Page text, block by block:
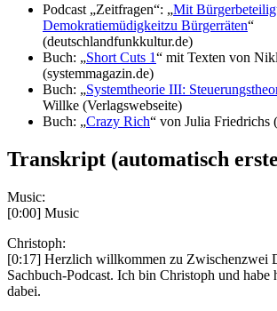
Podcast „Zeitfragen“: „Mit
Demokratiemüdigkeitzu Bürgerräten“
(deutschlandfunkkultur.de)
Buch: „Short Cuts 1“ mit Texten von
(systemmagazin.de)
Buch: „Systemtheorie III:
Willke (Verlagswebseite)
Buch: „Crazy Rich“ von Julia Friedrichs
Transkript (automatisch
Music:
[0:00] Music
Christoph:
[0:17] Herzlich willkommen zu Zwischenzwei
Sachbuch-Podcast. Ich bin Christoph und habe
dabei.